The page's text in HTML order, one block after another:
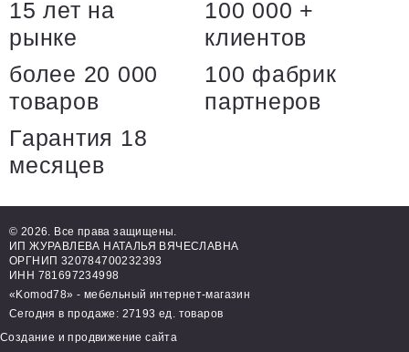
15 лет на
рынке
100 000 +
клиентов
более 20 000
товаров
100 фабрик
партнеров
Гарантия 18
месяцев
© 2026. Все права защищены.
ИП ЖУРАВЛЕВА НАТАЛЬЯ ВЯЧЕСЛАВНА
ОРГНИП 320784700232393
ИНН 781697234998
«Komod78» - мебельный интернет-магазин
Сегодня в продаже: 27193 ед. товаров
Создание и продвижение сайта